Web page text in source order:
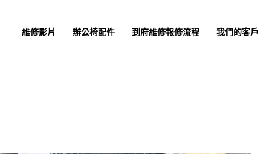
維修影片 辦公椅配件 到府維修報修流程 我們的客戶